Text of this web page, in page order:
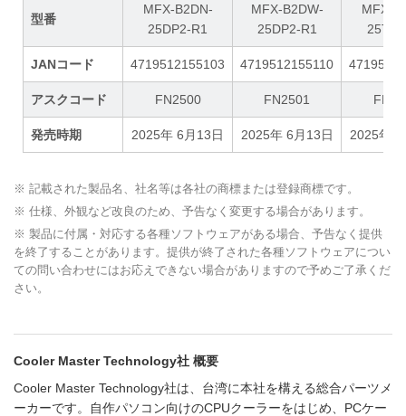
型番
MFX-B2DN-
25DP2-R1
MFX-B2DW-
25DP2-R1
MFX-
JANコード 4719512155103 4719512155110
アスクコード FN2500 FN2501
発売時期 2025年 6月13日 2025年 6月13日 2025年 6
※ 記載された製品名、社名等は各社の商標または登録商標です。
※ 仕様、外観など改良のため、予告なく変更する場合があります。
※ 製品に付属・対応する各種ソフトウェアがある場合、予告なく提供
を終了することがあります。提供が終了された各種ソフトウェアについ
ての問い合わせにはお応えできない場合がありますので予めご了承くだ
さい。
Cooler Master Technology社 概要
Cooler Master Technology社は、台湾に本社を構える総合パーツメ
ーカーです。自作パソコン向けのCPUクーラーをはじめ、PCケー